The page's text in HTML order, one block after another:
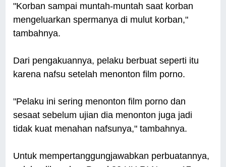
"Korban sampai muntah-muntah saat korban
mengeluarkan spermanya di mulut korban,"
tambahnya.
Dari pengakuannya, pelaku berbuat seperti itu
karena nafsu setelah menonton film porno.
"Pelaku ini sering menonton film porno dan
sesaat sebelum ujian dia menonton juga jadi
tidak kuat menahan nafsunya," tambahnya.
Untuk mempertanggungjawabkan perbuatannya,